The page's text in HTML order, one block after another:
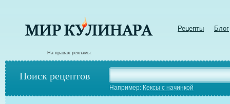
Рецепты Блог
На правах рекламы:
Поиск рецептов
Например: Кексы с начинкой